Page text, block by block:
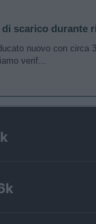
scarico durante
nuovo con circa
verif...